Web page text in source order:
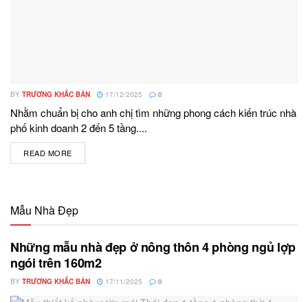
BY TRƯƠNG KHẮC BẢN 17/12/2025 0
Nhằm chuẩn bị cho anh chị tìm những phong cách kiến trúc nhà
phố kinh doanh 2 đến 5 tầng....
READ MORE
Mẫu Nhà Đẹp
Những mẫu nhà đẹp ở nông thôn 4 phòng ngủ lợp
ngói trên 160m2
BY TRƯƠNG KHẮC BẢN 17/11/2025 0